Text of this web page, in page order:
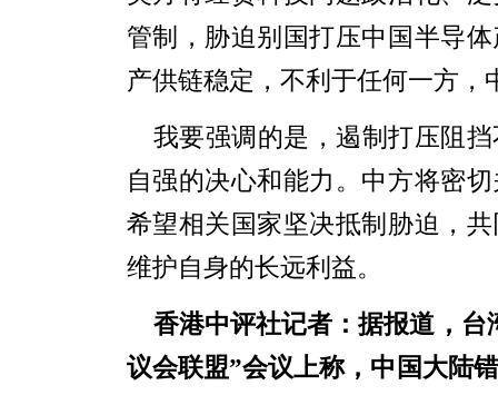
管制，胁迫别国打压中国半导
产供链稳定，不利于任何一方，
我要强调的是，遏制打压阻
自强的决心和能力。中方将密
希望相关国家坚决抵制胁迫，
维护自身的长远利益。
香港中评社记者：据报道，台
议会联盟”会议上称，中国大陆